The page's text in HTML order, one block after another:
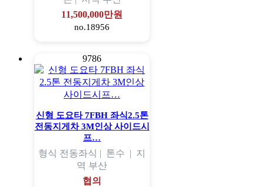
11,500,000만원
no.18956
9786
신형 도요타 7FBH 좌식2.5톤
전동지게차 3M인상 사이드시
프…
형식 전동좌식 | 톤수 | 지
역 부산
협의